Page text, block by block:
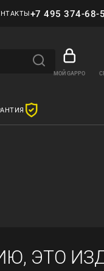
+7 495 374-68-
МОЙ GAPPO
ЭТО